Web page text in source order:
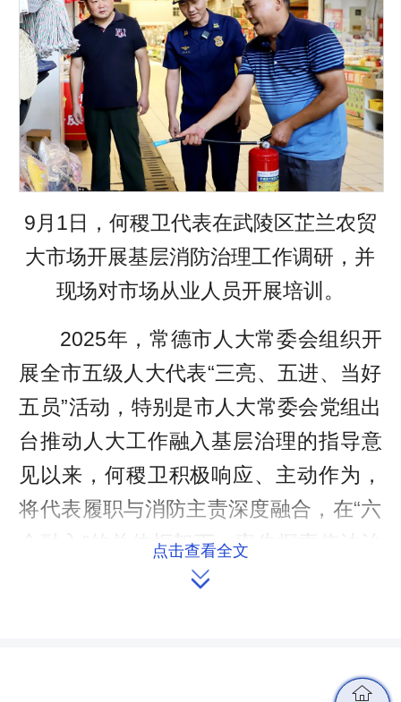
9月1日，何稷卫代表在武陵区芷兰农贸
大市场开展基层消防治理工作调研，并
现场对市场从业人员开展培训。
2025年，常德市人大常委会组织开
展全市五级人大代表“三亮、五进、当好
五员”活动，特别是市人大常委会党组出
台推动人大工作融入基层治理的指导意
见以来，何稷卫积极响应、主动作为，
将代表履职与消防主责深度融合，在“六
个融入”的总体框架下，率先探索依法治
理、网格治理、基层自治的实践路径，
在依法
点击查看全文
